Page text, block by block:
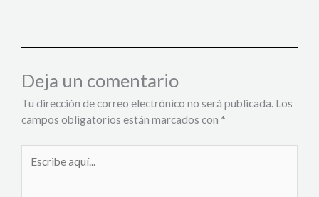
Deja un comentario
Tu dirección de correo electrónico no será publicada. Los
campos obligatorios están marcados con *
aquí...